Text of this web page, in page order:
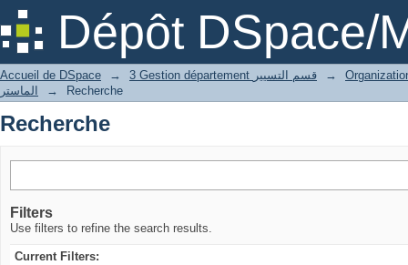
Dépôt DSpace/
Recherche
Accueil de DSpace → 3 Gestion département قسم التسيير
→
الماستر
→ Recherche
Recherche
Filters
Use filters to refine the search results.
Current Filters: